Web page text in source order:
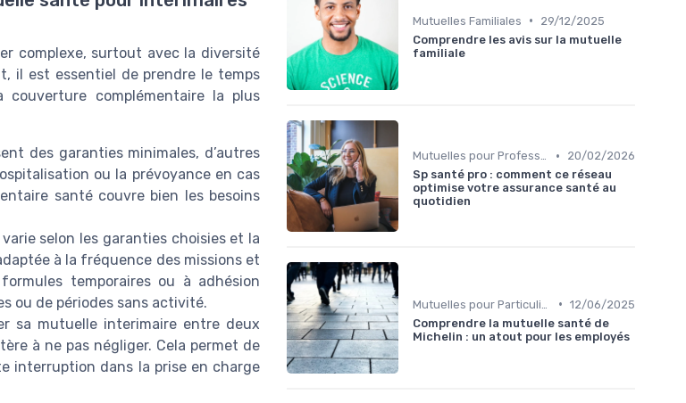
complexe, surtout avec la diversité
il est essentiel de prendre le temps
complémentaire la plus
des garanties minimales, d’autres
ou la prévoyance en cas
santé couvre bien les besoins
selon les garanties choisies et la
à la fréquence des missions et
temporaires ou à adhésion
ou de périodes sans activité.
sa mutuelle interimaire entre deux
à ne pas négliger. Cela permet de
interruption dans la prise en charge
Mutuelles Familiales •
29/12/2025
Comprendre les avis sur la mutuelle
familiale
Mutuelles pour Professionnels •
20/02/2026
Sp santé pro : comment ce réseau
optimise votre assurance santé au
quotidien
• 12/06/2025
Comprendre la mutuelle santé de
Michelin : un atout pour les employés